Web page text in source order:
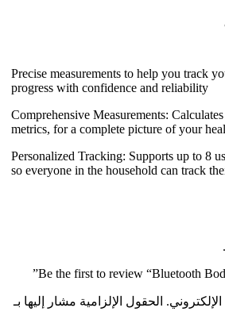
Precise measurements to help you track
progress with confidence and reliability
Comprehensive Measurements:
metrics, for a complete picture of your
Personalized Tracking: Supports up to 8
so everyone in the household can track
Be the first to review “Bluetooth
الحقول الإلزامية مشار إليها بـ